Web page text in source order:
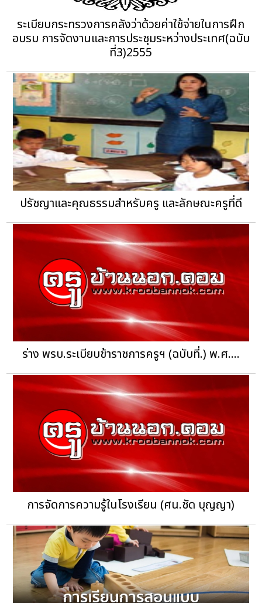
ระเบียบกระทรวงการคลังว่าด้วยค่าใช้จ่ายในการฝึก
อบรม การจัดงานและการประชุมระหว่างประเทศ(ฉบับ
ที่3)2555
ปรัชญาและคุณธรรมสำหรับครู และลักษณะครูที่ดี
ร่าง พรบ.ระเบียบข้าราชการครูฯ (ฉบับที่.) พ.ศ....
การจัดการความรู้ในโรงเรียน (ศน.ชัด บุญญา)